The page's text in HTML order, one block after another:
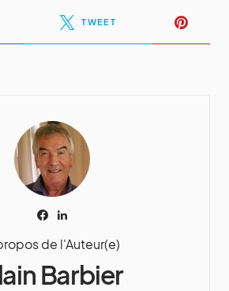
TWEET
de l'Auteur(e)
Barbier